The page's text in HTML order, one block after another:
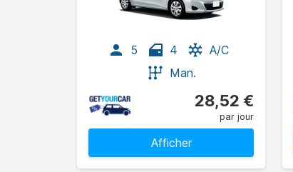
5 4
A/C
Man.
28,52 €
par jour
Afficher